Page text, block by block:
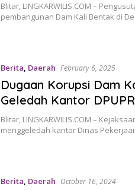
Blitar, LINGKARWILIS.COM –
pembangunan Dam Kali Bentak di
Berita, Daerah February 6, 2025
Dugaan Korupsi Dam
Geledah Kantor
Blitar, LINGKARWILIS.COM –
menggeledah kantor Dinas
Berita, Daerah October 16, 2024